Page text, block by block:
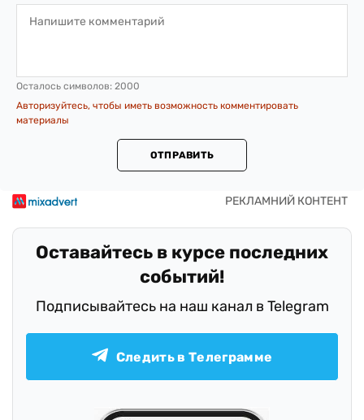
Осталось символов: 2000
Авторизуйтесь, чтобы иметь возможность комментировать
материалы
ОТПРАВИТЬ
Оставайтесь в курсе последних
событий!
Подписывайтесь на наш канал в Telegram
Следить в Телеграмме